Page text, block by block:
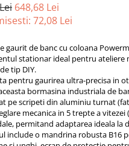
648,68 Lei
72,08 Lei
gaurit de banc cu coloana
stationar ideal pentru ateliere
tip DIY.
pentru gaurirea ultra-precisa in
bormasina industriala de
pe scripeti din aluminiu turnat
mecanica in 5 trepte a
permitand adaptarea ideala la
include o mandrina robusta B16